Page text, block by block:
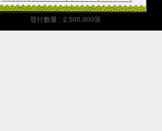
發行數量 : 2,500,000張